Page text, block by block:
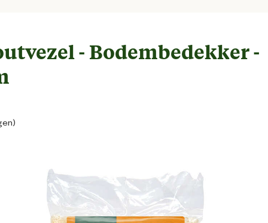
- Bodembedekker -